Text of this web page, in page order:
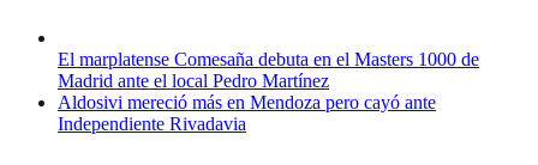
El marplatense Comesaña debuta en el Masters 1000 de
Madrid ante el local Pedro Martínez
Aldosivi mereció más en Mendoza pero cayó ante
Independiente Rivadavia